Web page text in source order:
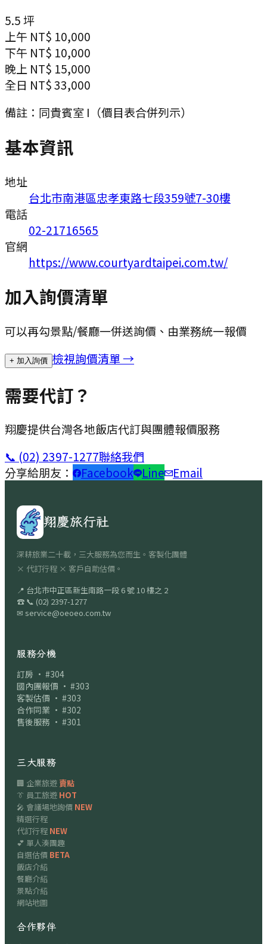
5.5坪
上午 NT$ 10,000
下午 NT$ 10,000
晚上 NT$ 15,000
全日 NT$ 33,000
備註： 同貴賓室 I（價目表合併列示）
基本資訊
地址
台北市南港區忠孝東路七段359號7-30樓
電話
02-21716565
官網
https://www.courtyardtaipei.com.tw/
加入詢價清單
可以再勾景點/餐廳一併送詢價、由業務統一報價
+ 加入詢價 檢視詢價清單 →
需要代訂？
翔慶提供台灣各地飯店代訂與團體報價服務
📞 (02) 2397-1277聯絡我們
分享給朋友：
Facebook Line Email
翔慶旅行社
深耕旅業二十載，三大服務為您而生。客製化團體
× 代訂行程 × 客戶自助估價。
📍 台北市中正區新生南路一段 6 號 10 樓之 2
☎ 📞 (02) 2397-1277
✉ service@oeoeo.com.tw
服務分機
訂房 · #304
國內團報價 · #303
客製估價 · #303
合作同業 · #302
售後服務 · #301
三大服務
🏢 企業旅遊賣點
👔 員工旅遊 HOT
🎤 會議場地詢價 NEW
精選行程
代訂行程 NEW
💕 單人湊團趣
自選估價 BETA
飯店介紹
餐廳介紹
景點介紹
網站地圖
合作夥伴